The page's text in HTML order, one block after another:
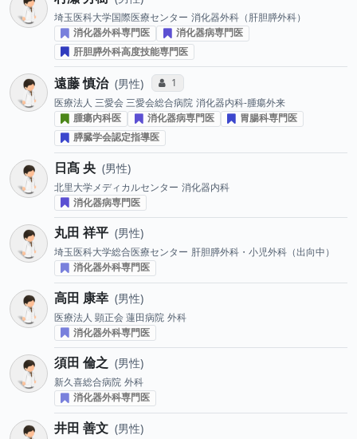
埼玉医科大学国際医療センター 消化器外科（肝胆膵外科）
消化器外科専門医
消化器病専門医
肝胆膵外科高度技能専門医
遠藤 慎治 男性 コミュニケーション・タイプ投票数
1
医療法人 三愛会 三愛会総合病院 消化器内科-腫瘍外来
腫瘍内科医
消化器病専門医
胃腸科専門医
膵臓学会認定指導医
日髙 央 男性
北里大学メディカルセンター 消化器内科
消化器病専門医
丸田 祥平 男性
埼玉医科大学総合医療センター 肝胆膵外科・小児外科（出向中）
消化器外科専門医
高田 康幸 男性
医療法人 顕正会 蓮田病院 外科
消化器外科専門医
須田 倫之 男性
新久喜総合病院 外科
消化器外科専門医
井田 善文 男性